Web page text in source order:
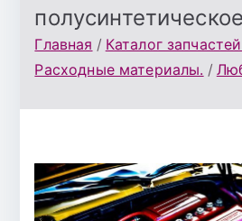
полусинтетическое
Главная
Каталог
Расходные материалы.